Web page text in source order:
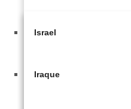
Israel
Iraque